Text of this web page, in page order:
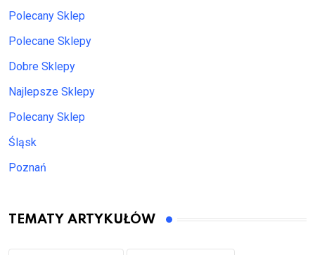
Polecany Sklep
Polecane Sklepy
Dobre Sklepy
Najlepsze Sklepy
Polecany Sklep
Śląsk
Poznań
TEMATY ARTYKUŁÓW